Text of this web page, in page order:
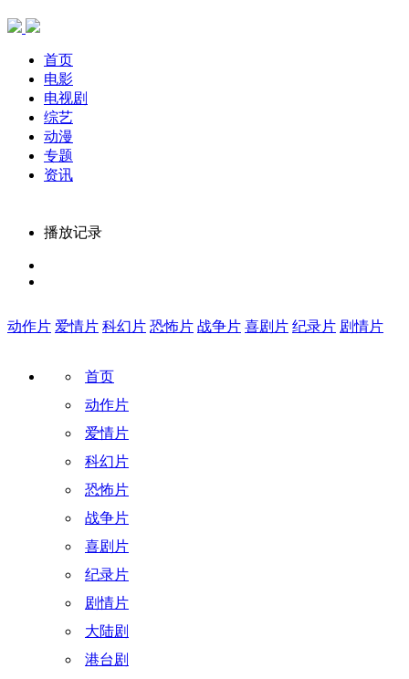
首页
电影
电视剧
综艺
动漫
专题
资讯
播放记录
动作片 爱情片 科幻片 恐怖片 战争片 喜剧片 纪录片 剧情片
首页
动作片
爱情片
科幻片
恐怖片
战争片
喜剧片
纪录片
剧情片
大陆剧
港台剧